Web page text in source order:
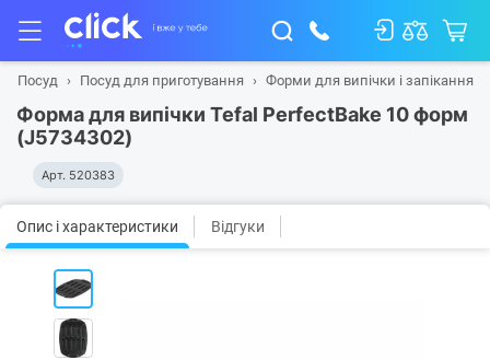
Посуд Посуд для приготування Форми для випічки і запікання
Форма для випічки Tefal PerfectBake 10 форм
(J5734302)
Арт. 520383
Опис і характеристики Відгуки